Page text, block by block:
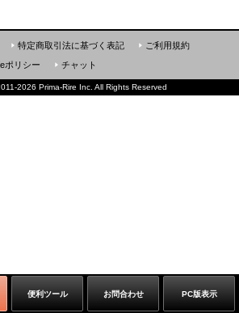
便利ツール お問合わせ PC版表示
特定商取引法に基づく表記
ご利用規約
ポリシー チャット
2026 Prima-Rire Inc. All Rights Reserved